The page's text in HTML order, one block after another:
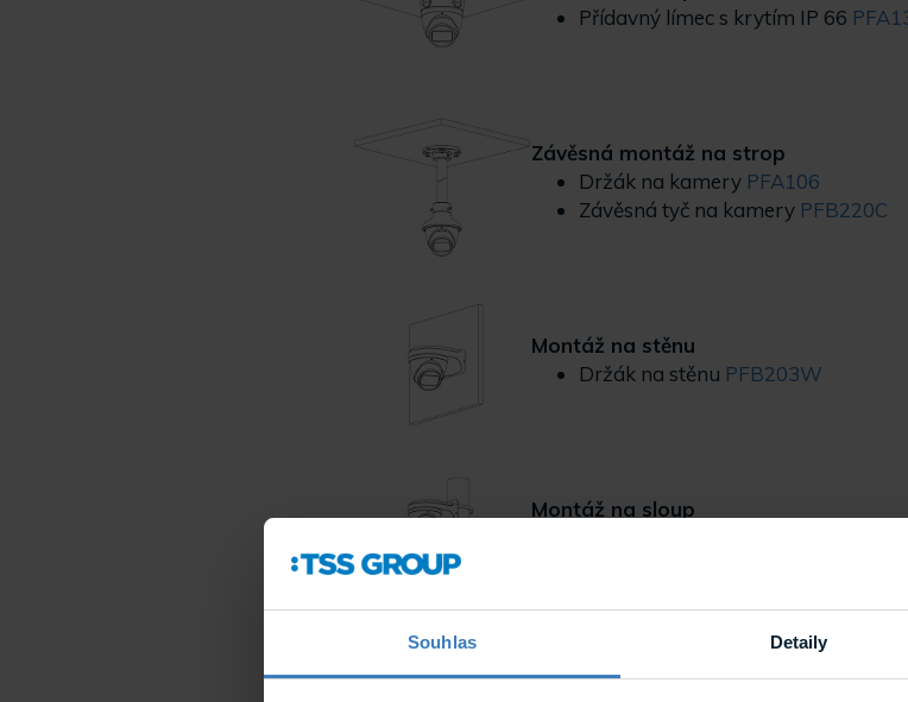
Souhlas Detaily
Přídavný límec s krytím IP 66
Závěsná montáž na strop
Držák na kamery PFA106
Závěsná tyč na kamery PFB220C
Montáž na stěnu
Držák na stěnu PFB203W
Montáž na sloup
Více technických informací si přečtěte na
stránce výrobce.
www.dahuatechnology.cz